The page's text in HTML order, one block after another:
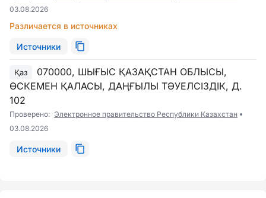
03.08.2026
Различается в источниках
Источники
Қаз
070000, ШЫҒЫС ҚАЗАҚСТАН ОБЛЫСЫ,
ӨСКЕМЕН ҚАЛАСЫ, ДАҢҒЫЛЫ ТӘУЕЛСІЗДІК, Д.
102
Проверено: Электронное правительство Республики Казахстан
03.08.2026
Источники